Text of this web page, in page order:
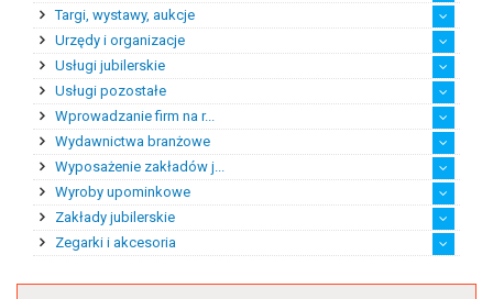
Szlifiernie bursztynu
Targi, wystawy, aukcje
Organizatorzy aukcji j...
Organizatorzy targów i...
Zabudowa stoisk wystaw...
Urzędy i organizacje
Cechy i stowarzyszenia
Galerie
Muzea
Pozostałe
Urzędy probiercze
Usługi jubilerskie
Biżuteria na zamówienie
Grawerowanie
Naprawy i przeróbki bi...
Renowacja biżuterii
Usługi pozostałe
Certyfikacja i wycena ...
Doradztwo podatkowe
Doradztwo prawne
Konserwacja i wycena b...
Lombardy
Magazynowanie cennych ...
Oprogramowanie dla jub...
Pośrednictwo finansowe
Pośrednictwo nieruchom...
Projektowanie i symula...
Prototypowanie biżuterii
Recykling złota i srebra
Skupy złota
Transport cennych towarów
Ubezpieczenia dla jubi...
Usługi informatyczne
Usługi księgowe
Usługi windykacyjne
Wprowadzanie firm na r...
Ekspert ds. handlu zag...
Rynek afrykański
Rynek amerykański
Rynek australijski
Rynek azjatycki
Rynek europejski
Wydawnictwa branżowe
Katalogi branżowe
Prasa branżowa
Wyposażenie zakładów j...
Maszyny jubilerskie
Narzędzia i akcesoria
Pozostałe wyposażenie
Sprzęt jubilerski
Wyroby upominkowe
Eksport wyrobów upomin...
Handel detaliczny wyro...
Handel hurtowy wyrobam...
Import wyrobów upomink...
Produkcja wyrobów upom...
Zakłady jubilerskie
Producent biżuterii sa...
Producent biżuterii st...
Producent sztucznej bi...
Przetwórstwo kamieni s...
Twórca biżuterii na za...
Twórca biżuterii z bur...
Twórca unikatowej biżu...
Zakład srebrniczy
Zakład złotniczy
Zakłady jubilerskie po...
Zegarki i akcesoria